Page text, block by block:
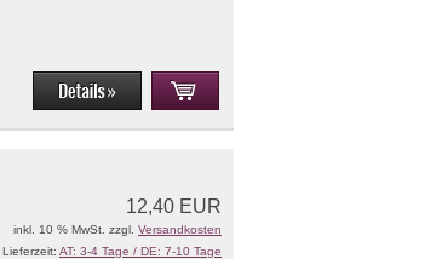
12,40 EUR
inkl. 10 % MwSt. zzgl. Versandkosten
Lieferzeit: AT: 3-4 Tage / DE: 7-10 Tage